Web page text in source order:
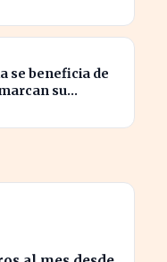
se beneficia de
su